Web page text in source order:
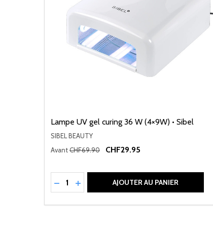
Lampe UV gel curing 36 W (4×9W) • Sibel
SIBEL BEAUTY
AvantCHF69.90 CHF29.95
Quantité:
RÉDUIRE LA QUANTITÉ DE UNDEFINED
AUGMENTER LA QUANTITÉ DE
AJOUTER AU PANIER